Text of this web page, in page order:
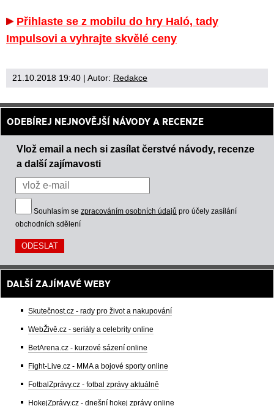
Přihlaste se z mobilu do hry Haló, tady
Impulsovi a vyhrajte skvělé ceny
21.10.2018 19:40 | Autor: Redakce
ODEBÍREJ NEJNOVĚJŠÍ NÁVODY A RECENZE
Vlož email a nech si zasílat čerstvé návody, recenze
a další zajímavosti
Souhlasím se zpracováním osobních údajů pro účely zasílání
obchodních sdělení
DALŠÍ ZAJÍMAVÉ WEBY
Skutečnost.cz - rady pro život a nakupování
WebŽivě.cz - seriály a celebrity online
BetArena.cz - kurzové sázení online
Fight-Live.cz - MMA a bojové sporty online
FotbalZprávy.cz - fotbal zprávy aktuálně
HokejZprávy.cz - dnešní hokej zprávy online